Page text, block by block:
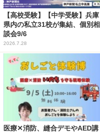
【高校受験】【中学受験】兵庫
県内の私立31校が集結、個別相
談会9/6
2026.7.28
医療✕消防、縫合デモやAED講